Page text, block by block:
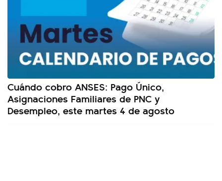
Cuándo cobro ANSES: Pago Único,
Asignaciones Familiares de PNC y
Desempleo, este martes 4 de agosto